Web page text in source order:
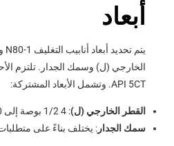
أبعاد
الخارجي (ل) وسمك الجدار. تلتزم
API 5CT. وتشمل الأبعاد المشتركة:
القطر الخارجي (ل): 4 1/2 بوصة إلى 20 بوصة
سمك الجدار: يختلف بناءً على